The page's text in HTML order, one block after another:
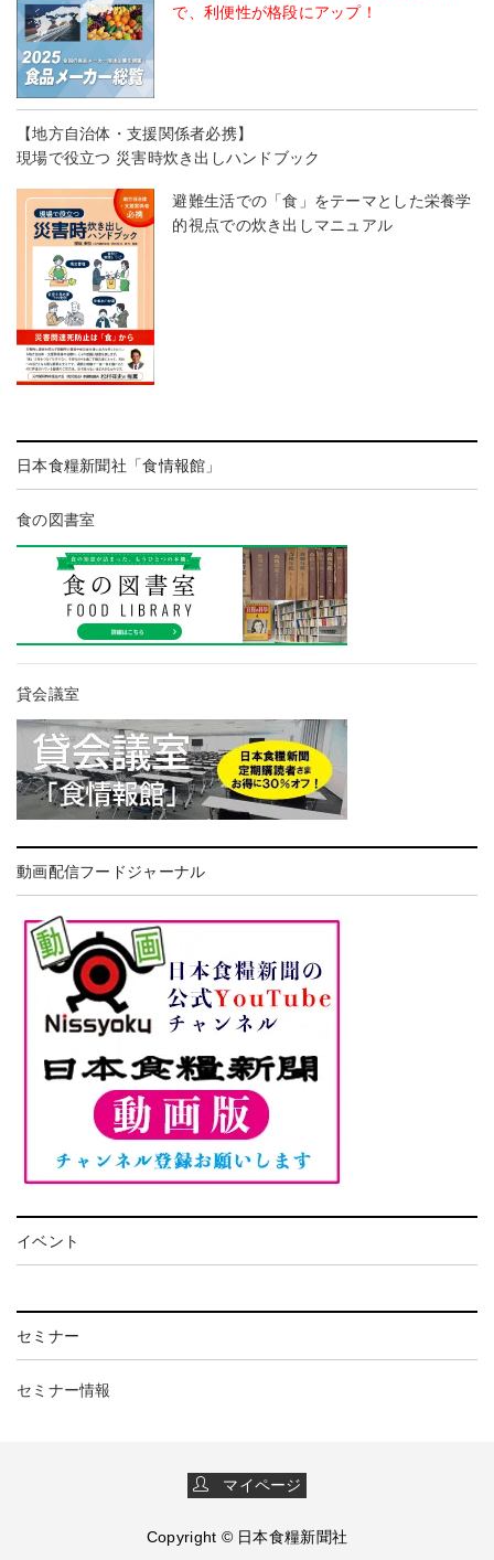
で、利便性が格段にアップ！
【地方自治体・支援関係者必携】
現場で役立つ 災害時炊き出しハンドブック
避難生活での「食」をテーマとした栄養学
的視点での炊き出しマニュアル
日本食糧新聞社「食情報館」
食の図書室
貸会議室
動画配信フードジャーナル
イベント
セミナー
セミナー情報
マイページ
Copyright © 日本食糧新聞社